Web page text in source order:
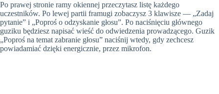
Po prawej stronie ramy okiennej przeczytasz listę każdego
uczestników. Po lewej partii framugi zobaczysz 3 klawisze — „Zadaj
pytanie” i „Poproś o odzyskanie głosu”. Po naciśnięciu głównego
guziku będziesz napisać wieść do odwiedzenia prowadzącego. Guzik
„Poproś na temat zabranie głosu” naciśnij wtedy, gdy zechcesz
powiadamiać dzięki energicznie, przez mikrofon.